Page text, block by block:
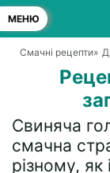
МЕНЮ
Смачні рецепти»
Свиняча
смачна
різному, як